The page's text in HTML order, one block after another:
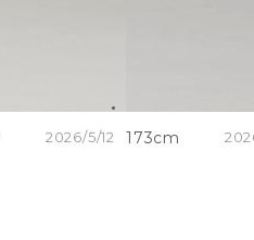
2026/5/12 173cm